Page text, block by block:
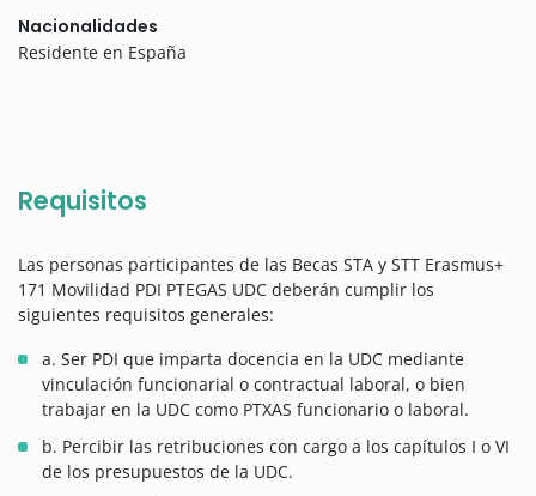
Nacionalidades
Residente en España
Requisitos
Las personas participantes de las Becas STA y STT Erasmus+
171 Movilidad PDI PTEGAS UDC deberán cumplir los
siguientes requisitos generales:
a. Ser PDI que imparta docencia en la UDC mediante
vinculación funcionarial o contractual laboral, o bien
trabajar en la UDC como PTXAS funcionario o laboral.
b. Percibir las retribuciones con cargo a los capítulos I o VI
de los presupuestos de la UDC.